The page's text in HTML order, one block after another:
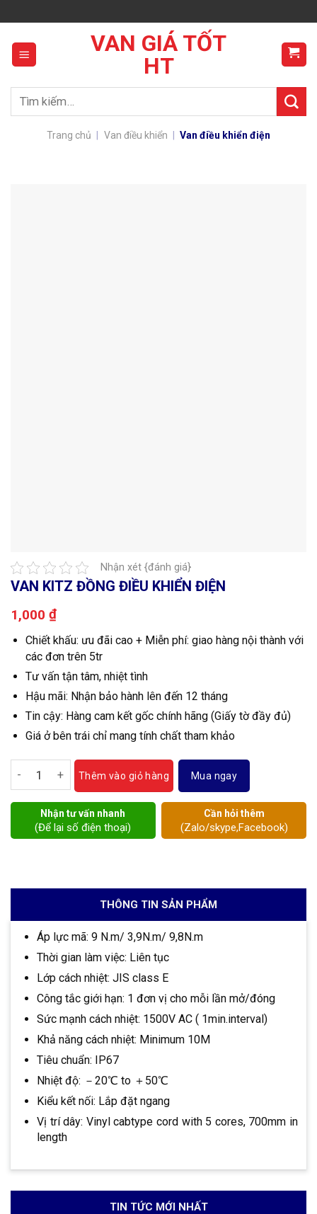
to
content
VAN GIÁ TỐT
HT
Tìm
Trang chủ Van điều khiển Van điều khiển điện
Nhận xét {đánh giá}
VAN KITZ ĐỒNG ĐIỀU KHIỂN ĐIỆN
1,000 ₫
Chiết khấu: ưu đãi cao + Miễn phí: giao hàng nội thành với
các đơn trên 5tr
Tư vấn tận tâm, nhiệt tình
Hậu mãi: Nhận bảo hành lên đến 12 tháng
Tin cậy: Hàng cam kết gốc chính hãng (Giấy tờ đầy đủ)
Giá ở bên trái chỉ mang tính chất tham khảo
Thêm vào giỏ hàng Mua ngay
Nhận tư vấn nhanh
(Để lại số điện thoại)
Cần hỏi thêm
(Zalo/skype,Facebook)
THÔNG TIN SẢN PHẨM
Áp lực mã: 9 N.m/ 3,9N.m/ 9,8N.m
Thời gian làm việc: Liên tục
Lớp cách nhiệt: JIS class E
Công tắc giới hạn: 1 đơn vị cho mỗi lần mở/đóng
Sức mạnh cách nhiệt: 1500V AC ( 1min.interval)
Khả năng cách nhiệt: Minimum 10M
Tiêu chuẩn: IP67
Nhiệt độ: －20℃ to ＋50℃
Kiểu kết nối: Lắp đặt ngang
Vị trí dây: Vinyl cabtype cord with 5 cores, 700mm in
length
TIN TỨC MỚI NHẤT